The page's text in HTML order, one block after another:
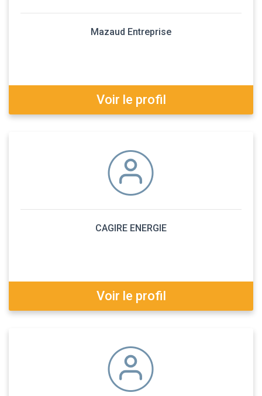
Mazaud Entreprise
Voir le profil
CAGIRE ENERGIE
Voir le profil